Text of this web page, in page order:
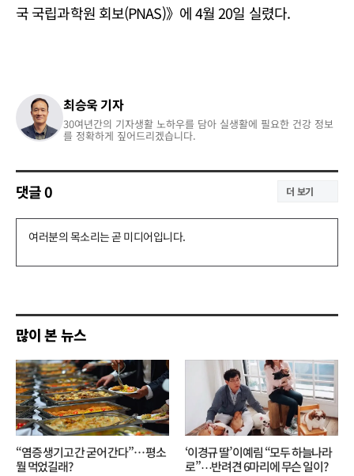
국 국립과학원 회보(PNAS)》에 4월 20일 실렸다.
최승욱 기자
30여년간의 기자생활 노하우를 담아 실생활에 필요한 건강 정보
를 정확하게 짚어드리겠습니다.
댓글0 더 보기
댓
기
많이 본 뉴스
“염증 생기고 간 굳어 간다”… 평소
뭘 먹었길래?
‘이경규 딸’ 이예림 “모두 하늘나라
로”⋯반려견 6마리에 무슨 일이?